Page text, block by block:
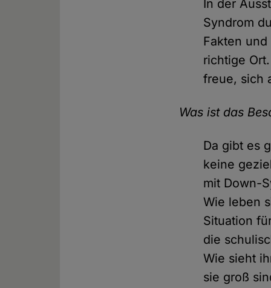
In der
Syndrom
Fakten
richtige
freue, sich
Was ist das
Da gibt es
keine
mit Down-
Wie leben
Situation
die
Wie sieht
sie groß